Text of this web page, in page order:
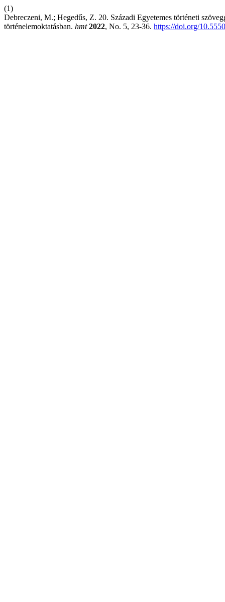
(1)
Debreczeni, M.; Hegedűs, Z. 20. Századi Egyetemes történeti
történelemoktatásban. hmt 2022, No. 5, 23-36. https://doi.org/